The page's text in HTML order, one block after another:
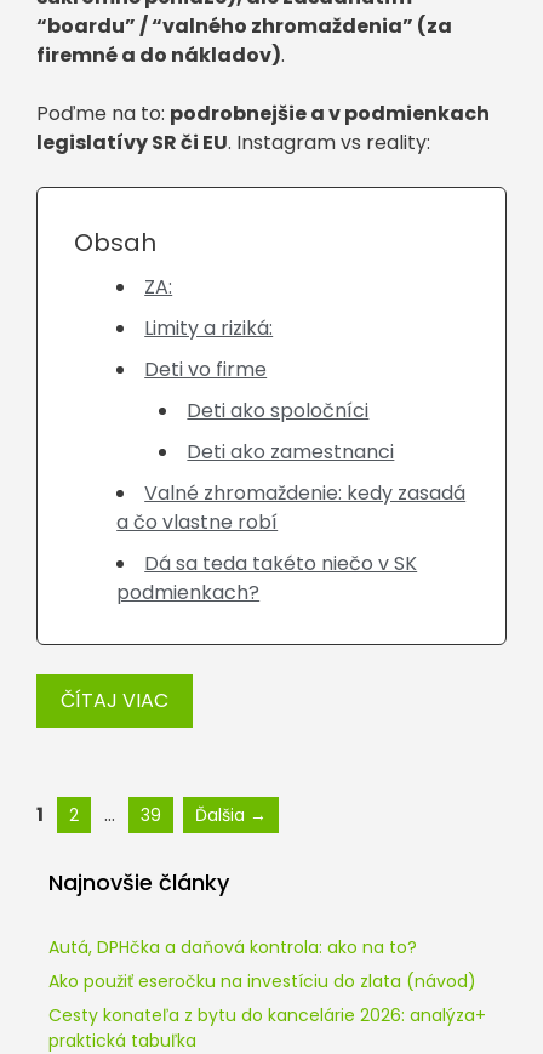
“boardu” / “valného zhromaždenia” (za
firemné a do nákladov).
Poďme na to: podrobnejšie a v podmienkach
legislatívy SR či EU. Instagram vs reality:
Obsah
ZA:
Limity a riziká:
Deti vo firme
Deti ako spoločníci
Deti ako zamestnanci
Valné zhromaždenie: kedy zasadá
a čo vlastne robí
Dá sa teda takéto niečo v SK
podmienkach?
ČÍTAJ VIAC
Stránka
1 Stránka
2 … Stránka
39 Ďalšia →
Najnovšie články
Autá, DPHčka a daňová kontrola: ako na to?
Ako použiť eseročku na investíciu do zlata (návod)
Cesty konateľa z bytu do kancelárie 2026: analýza+
praktická tabuľka